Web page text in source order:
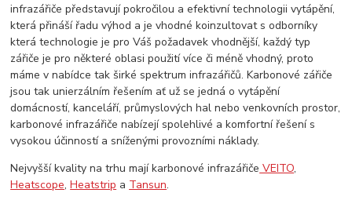
infrazářiče představují pokročilou a efektivní technologii vytápění,
která přináší řadu výhod a je vhodné koinzultovat s odborníky
která technologie je pro Váš požadavek vhodnější, každý typ
zářiče je pro některé oblasi použití více či méně vhodný, proto
máme v nabídce tak širké spektrum infrazářičů. Karbonové zářiče
jsou tak unierzálním řešením ať už se jedná o vytápění
domácností, kanceláří, průmyslových hal nebo venkovních prostor,
karbonové infrazářiče nabízejí spolehlivé a komfortní řešení s
vysokou účinností a sníženými provozními náklady.
Nejvyšší kvality na trhu mají karbonové infrazářiče VEITO,
Heatscope,Heatstrip a Tansun.